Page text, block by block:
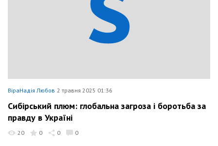
ВіраНадія Любов 2 травня 2025 01:36
Сибірський плюм: глобальна загроза і боротьба за
правду в Україні
20 0 0 0